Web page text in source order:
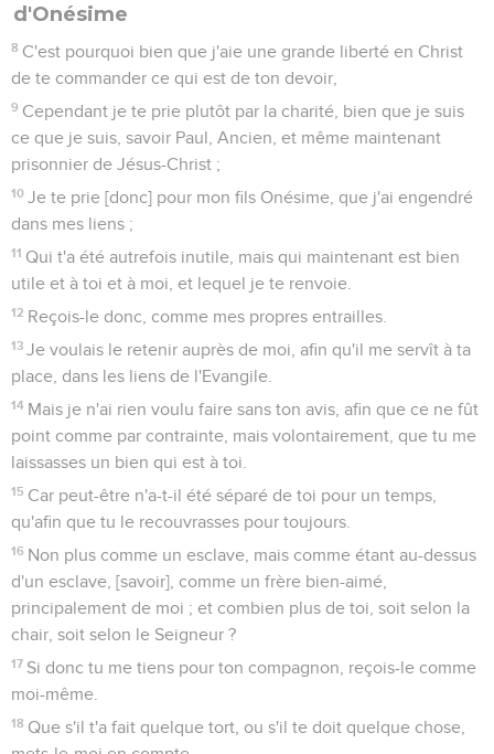
d'Onésime
8 C'est pourquoi bien que j'aie une grande liberté en Christ
de te commander ce qui est de ton devoir,
9 Cependant je te prie plutôt par la charité, bien que je suis
ce que je suis, savoir Paul, Ancien, et même maintenant
prisonnier de Jésus-Christ ;
10 Je te prie [donc] pour mon fils Onésime, que j'ai engendré
dans mes liens ;
11 Qui t'a été autrefois inutile, mais qui maintenant est bien
utile et à toi et à moi, et lequel je te renvoie.
12 Reçois-le donc, comme mes propres entrailles.
13 Je voulais le retenir auprès de moi, afin qu'il me servît à ta
place, dans les liens de l'Evangile.
14 Mais je n'ai rien voulu faire sans ton avis, afin que ce ne fût
point comme par contrainte, mais volontairement, que tu me
laissasses un bien qui est à toi.
15 Car peut-être n'a-t-il été séparé de toi pour un temps,
qu'afin que tu le recouvrasses pour toujours.
16 Non plus comme un esclave, mais comme étant au-dessus
d'un esclave, [savoir], comme un frère bien-aimé,
principalement de moi ; et combien plus de toi, soit selon la
chair, soit selon le Seigneur ?
17 Si donc tu me tiens pour ton compagnon, reçois-le comme
moi-même.
18 Que s'il t'a fait quelque tort, ou s'il te doit quelque chose,